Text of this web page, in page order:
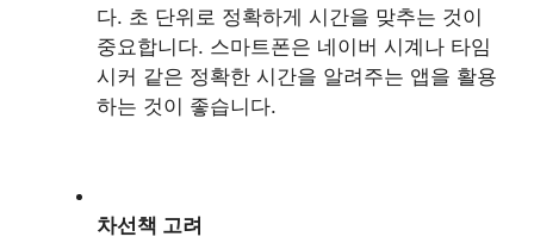
다. 초 단위로 정확하게 시간을 맞추는 것이
중요합니다. 스마트폰은 네이버 시계나 타임
시커 같은 정확한 시간을 알려주는 앱을 활용
하는 것이 좋습니다.
차선책 고려